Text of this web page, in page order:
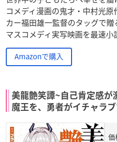
コメディ漫画の鬼才・中村光
カー福田雄一監督のタッグで
マスコメディ実写映画を最速小
Amazonで購入
美龍艶笑譚~自己肯定感が
魔王を、勇者がイチャラ
価